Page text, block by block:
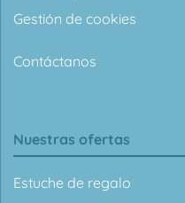
Gestión de cookies
Contáctanos
Nuestras ofertas
Estuche de regalo